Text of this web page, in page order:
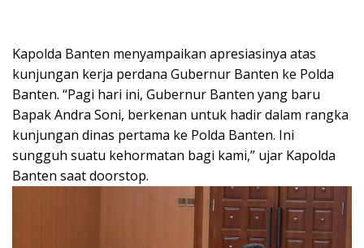
Kapolda Banten menyampaikan apresiasinya atas
kunjungan kerja perdana Gubernur Banten ke Polda
Banten. “Pagi hari ini, Gubernur Banten yang baru
Bapak Andra Soni, berkenan untuk hadir dalam rangka
kunjungan dinas pertama ke Polda Banten. Ini
sungguh suatu kehormatan bagi kami,” ujar Kapolda
Banten saat doorstop.